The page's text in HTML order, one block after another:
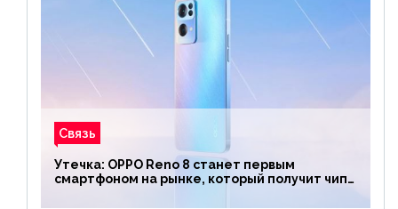
Связь
Утечка: OPPO Reno 8 станет первым
смартфоном на рынке, который получит чип